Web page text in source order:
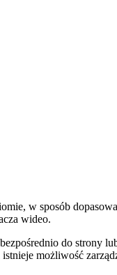
w sposób
wideo.
do strony
możliwość